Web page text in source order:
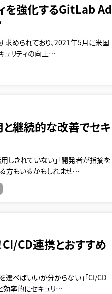
を強化するGitLab Ad
求められており、2021年5月に米国
ュリティの向上…
継続的な改善でセキ
しきれていない」「開発者が指摘を
方もいるかもしれませ…
CD連携とおすすめ
選べばいいか分からない」「CI/CD
効率的にセキュリ…